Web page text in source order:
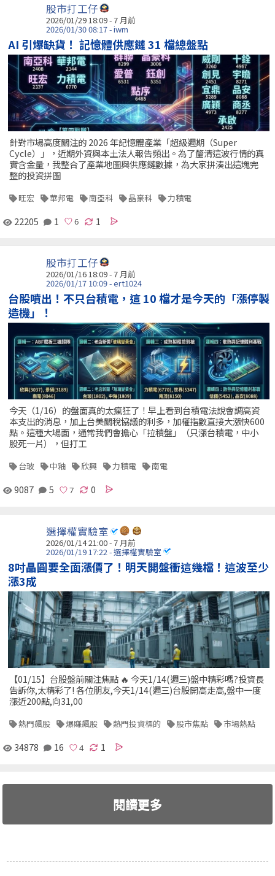
股市打工仔
2026/01/29 18:09 - 7 月前
2026/01/30 08:17 - iwm
AI 引爆缺貨！ 記憶體供應鏈 31 檔總盤點
針對市場高度關注的 2026 年記憶體產業「超級週期（Super
Cycle）」，近期外資與本土法人報告頻出。為了釐清這波行情的真
實含金量，我整合了產業地圖與供應鏈數據，為大家拼湊出這塊完
整的投資拼圖
旺宏 華邦電 南亞科 晶豪科 力積電
22205 1 1
股市打工仔
2026/01/16 18:09 - 7 月前
2026/01/17 10:09 - ert1024
台股噴出！不只台積電，這 10 檔才是今天的「漲停製
造機」！
今天（1/16）的盤面真的太瘋狂了！早上看到台積電法說會調高資
本支出的消息，加上台美關稅協議的利多，加權指數直接大漲快600
點。這種大場面，通常我們會擔心「拉積盤」（只漲台積電，中小
股死一片），但打工
台玻 中釉 欣興 力積電 南電
9087 5 0
選擇權實驗室
2026/01/14 21:00 - 7 月前
2026/01/19 17:22 - 選擇權實驗室
8吋晶圓要全面漲價了！明天開盤衝這幾檔！這波至少
漲3成
【01/15】台股盤前關注焦點 🔥 今天1/14(週三)盤中精彩嗎?投資長
告訴你,太精彩了! 各位朋友,今天1/14(週三)台股開高走高,盤中一度
漲近200點,向31,00
熱門飆股 爆賺飆股 熱門投資標的 股市焦點 市場熱點
34878 16 1
閱讀更多